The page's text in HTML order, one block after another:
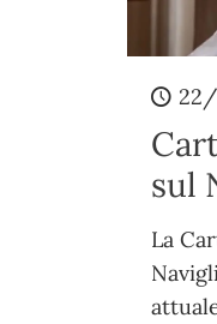
sul
La